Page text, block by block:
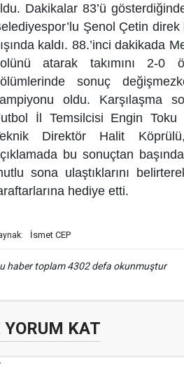
Dakikalar 83’ü
Şenol Çetin direk
kaldı. 88.’inci dakikada
atarak takımını 2-0
sonuç
oldu. Karşılaşma
İl Temsilcisi Engin Toku
Direktör Halit Köprülü,
bu sonuçtan
sona ulaştıklarını
hediye etti.
İsmet CEP
haber toplam 4302 defa okunmuştur
YORUM KAT